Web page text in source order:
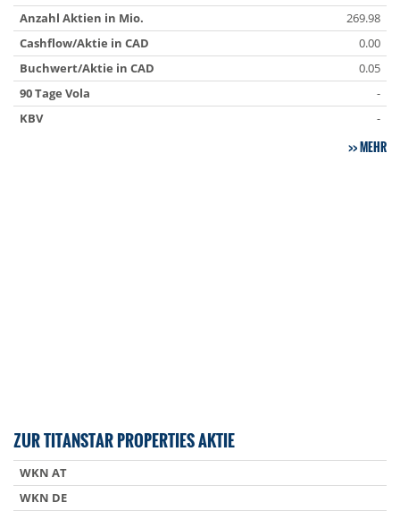
Anzahl Aktien in Mio.
269.98
Cashflow/Aktie in CAD
0.00
Buchwert/Aktie in CAD
0.05
90 Tage Vola
-
KBV
-
MEHR
ZUR TITANSTAR PROPERTIES AKTIE
WKN AT
WKN DE